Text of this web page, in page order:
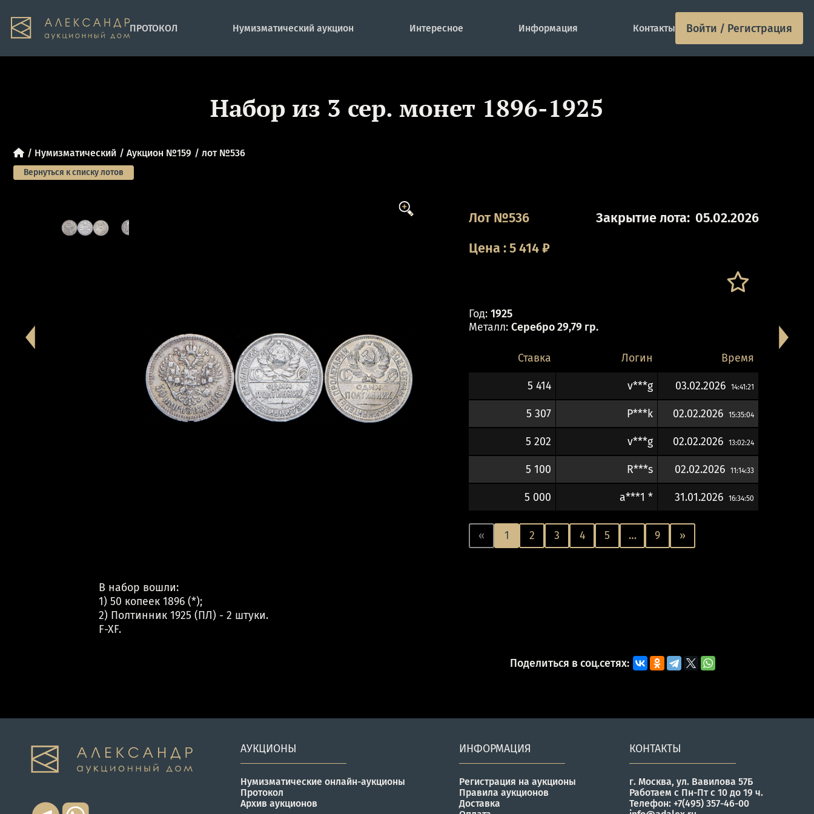
ПРОТОКОЛ Нумизматический аукцион Интересное Информация Контакты Войти / Регистрация
Набор из 3 сер. монет 1896-1925
Нумизматический Аукцион №159 лот №536
Вернуться к списку лотов
Лот №536 Закрытие лота: 05.02.2026
Цена:5 414 ₽
Год: 1925
Металл: Серебро 29,79 гр.
Ставка Логин Время
5 414 v***g 03.02.2026 14:41:21
5 307 P***k 02.02.2026 15:35:04
5 202 v***g 02.02.2026 13:02:24
5 100 R***s 02.02.2026 11:14:33
5 000 а***1 * 31.01.2026 16:34:50
« 1 2 3 4 5 … 9 »
В набор вошли:
1) 50 копеек 1896 (*);
2) Полтинник 1925 (ПЛ) - 2 штуки.
F-XF.
Поделиться в соц.сетях:
АУКЦИОНЫ
Нумизматические онлайн-аукционы
Протокол
Архив аукционов
ИНФОРМАЦИЯ
Регистрация на аукционы
Правила аукционов
Доставка
КОНТАКТЫ
г. Москва, ул. Вавилова 57Б
Работаем с Пн-Пт с 10 до 19 ч.
Телефон: +7(495) 357-46-00